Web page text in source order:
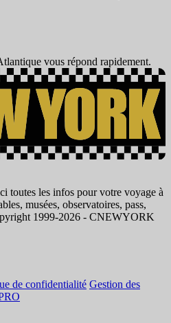
vous répond rapidement.
toutes les infos pour votre voyage à
musées, observatoires, pass,
1999-2026 - CNEWYORK
de confidentialité Gestion des